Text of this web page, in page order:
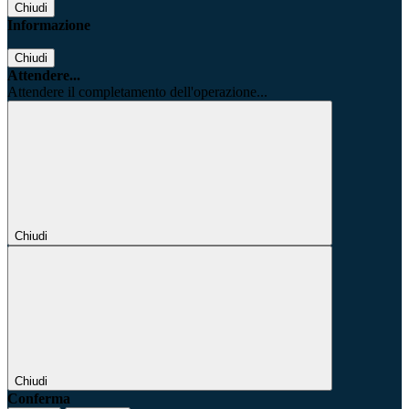
Chiudi
Informazione
Chiudi
Attendere...
Attendere il completamento dell'operazione...
Chiudi
Chiudi
Conferma